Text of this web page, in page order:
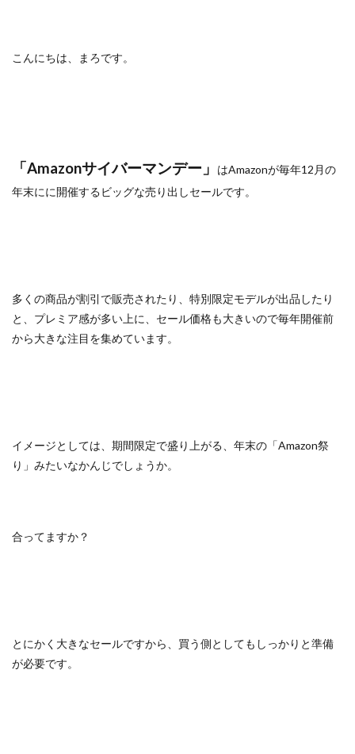
こんにちは、まろです。
「Amazonサイバーマンデー」
はAmazonが毎年12月の
年末にに開催するビッグな売り出しセールです。
多くの商品が割引で販売されたり、特別限定モデルが出品したり
と、プレミア感が多い上に、セール価格も大きいので毎年開催前
から大きな注目を集めています。
イメージとしては、期間限定で盛り上がる、年末の「Amazon祭
り」みたいなかんじでしょうか。
合ってますか？
とにかく大きなセールですから、買う側としてもしっかりと準備
が必要です。